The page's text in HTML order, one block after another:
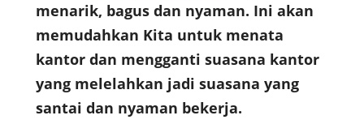
menarik, bagus dan nyaman. Ini akan
memudahkan Kita untuk menata
kantor dan mengganti suasana kantor
yang melelahkan jadi suasana yang
santai dan nyaman bekerja.